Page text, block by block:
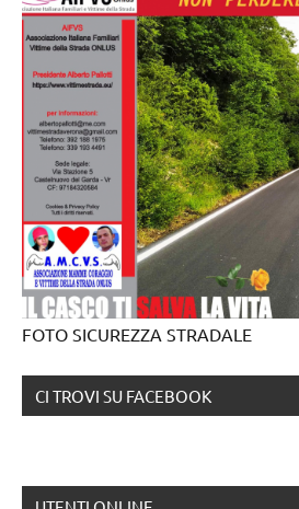
FOTO SICUREZZA STRADALE
CI TROVI SU FACEBOOK